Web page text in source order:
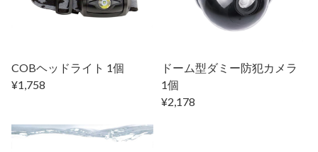
COBヘッドライト 1個
¥1,758
ドーム型ダミー防犯カメラ
1個
¥2,178